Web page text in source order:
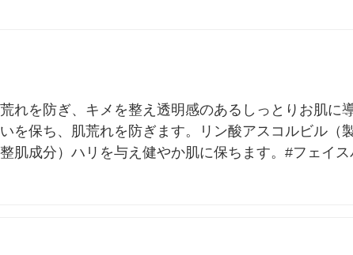
れを防ぎ、キメを整え透明感のあるしっとりお肌に
を保ち、肌荒れを防ぎます。リン酸アスコルビル（
肌成分）ハリを与え健やか肌に保ちます。#フェイ